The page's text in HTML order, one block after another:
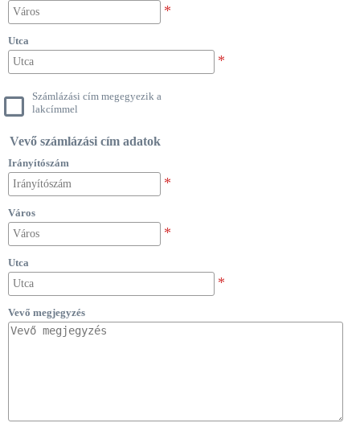
Utca
Számlázási cím megegyezik a
lakcímmel
Vevő számlázási cím adatok
Irányítószám
Város
Utca
Vevő megjegyzés